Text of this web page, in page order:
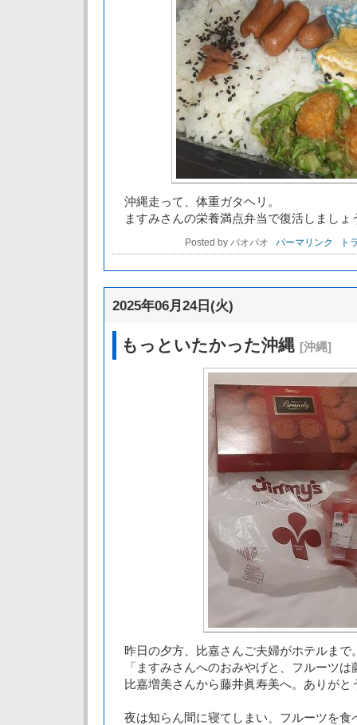
沖縄走って、体重ガタヘリ。
ますみさんの栄養満点弁当で復活しましょ
Posted by パオパオ パーマリンク ト
2025年06月24日(火)
もっといたかった沖縄 [沖縄]
昨日の夕方、比嘉さんご夫婦がホテルまで
「ますみさんへのおみやげと、フルーツは
比嘉増美さんから藤井眞寿美へ。ありがと
夜は知らん間に寝てしまい、フルーツを食